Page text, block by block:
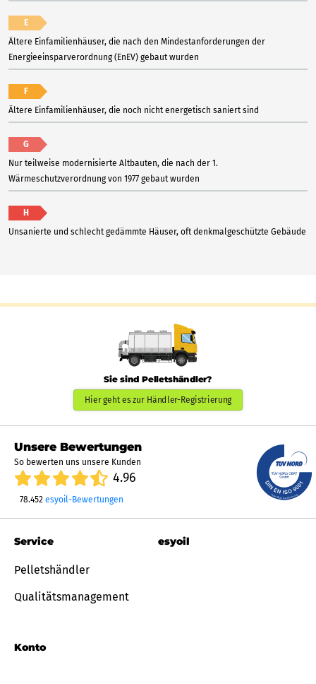
E
Ältere Einfamilienhäuser, die nach den Mindestanforderungen der
Energieeinsparverordnung (EnEV) gebaut wurden
F
Ältere Einfamilienhäuser, die noch nicht energetisch saniert sind
G
Nur teilweise modernisierte Altbauten, die nach der 1.
Wärmeschutzverordnung von 1977 gebaut wurden
H
Unsanierte und schlecht gedämmte Häuser, oft denkmalgeschützte Gebäude
Sie sind Pelletshändler?
Hier geht es zur Händler-Registrierung
Unsere Bewertungen
So bewerten uns unsere Kunden
4.96
78.452 esyoil-Bewertungen
Service
Pelletshändler
Qualitätsmanagement
Konto
esyoil